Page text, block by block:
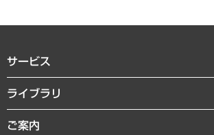
サービス
経営戦略
組織・人事戦略
デジタルイノベーション
ライブラリ
経済調査
ご案内